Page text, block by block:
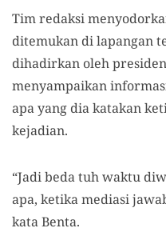
Tim redaksi
ditemukan di lapangan
dihadirkan oleh
menyampaikan
apa yang dia katakan
kejadian.
“Jadi beda tuh waktu
apa, ketika mediasi
kata Benta.